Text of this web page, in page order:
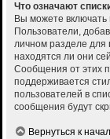
Что означают
Вы можете включать
Пользователи,
личном разделе для
находятся ли они
Сообщения от этих
поддерживается
пользователей в
сообщения будут
Вернуться к